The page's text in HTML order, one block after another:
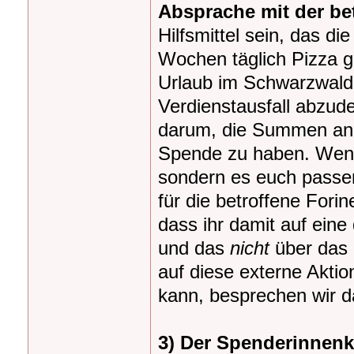
Absprache mit der
Hilfsmittel sein, das
Wochen täglich Pizza
Urlaub im
Verdienstausfall
darum, die Summen
Spende zu haben.
sondern es euch
für die betroffene
dass ihr damit auf
und das nichtüber das
auf diese externe
kann, besprechen wir
3) Der